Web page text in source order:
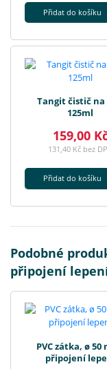
Přidat do košíku
Tangit čistič na
125ml
159,00
131,40 Kč bez
Přidat do košíku
Podobné
připojení
PVC zátka, ø 50
připojení